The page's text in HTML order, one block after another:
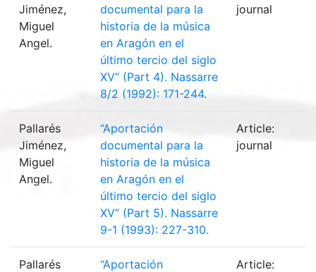
Jiménez,
Miguel
Angel.
documental para la
historia de la música
en Aragón en el
último tercio del siglo
XV” (Part 4). Nassarre
8/2 (1992): 171-244.
journal
Pallarés
Jiménez,
Miguel
Angel.
“Aportación
documental para la
historia de la música
en Aragón en el
último tercio del siglo
XV” (Part 5). Nassarre
9-1 (1993): 227-310.
Article:
journal
Pallarés
“Aportación
Article: